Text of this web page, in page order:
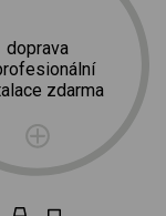
doprava
zdarma